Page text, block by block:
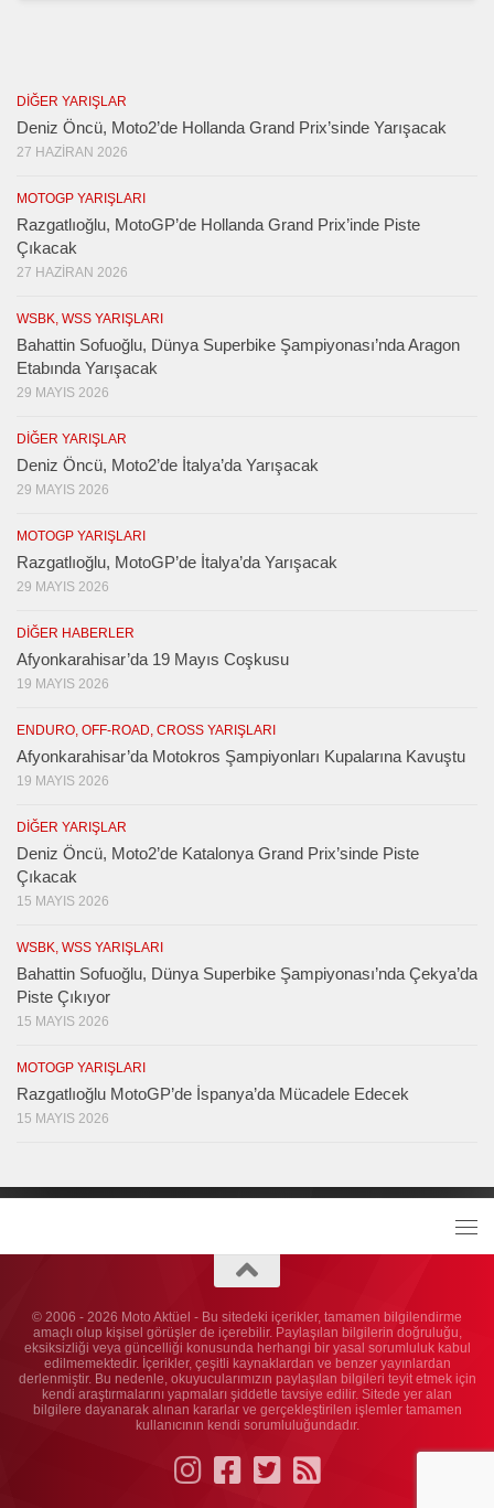
DIĞER YARIŞLAR
Deniz Öncü, Moto2’de Hollanda Grand Prix’sinde Yarışacak
27 HAZIRAN 2026
MOTOGP YARIŞLARI
Razgatlıoğlu, MotoGP’de Hollanda Grand Prix’inde Piste
Çıkacak
27 HAZIRAN 2026
WSBK, WSS YARIŞLARI
Bahattin Sofuoğlu, Dünya Superbike Şampiyonası’nda Aragon
Etabında Yarışacak
29 MAYIS 2026
DIĞER YARIŞLAR
Deniz Öncü, Moto2’de İtalya’da Yarışacak
29 MAYIS 2026
MOTOGP YARIŞLARI
Razgatlıoğlu, MotoGP’de İtalya’da Yarışacak
29 MAYIS 2026
DIĞER HABERLER
Afyonkarahisar’da 19 Mayıs Coşkusu
19 MAYIS 2026
ENDURO, OFF-ROAD, CROSS YARIŞLARI
Afyonkarahisar’da Motokros Şampiyonları Kupalarına Kavuştu
19 MAYIS 2026
DIĞER YARIŞLAR
Deniz Öncü, Moto2’de Katalonya Grand Prix’sinde Piste
Çıkacak
15 MAYIS 2026
WSBK, WSS YARIŞLARI
Bahattin Sofuoğlu, Dünya Superbike Şampiyonası’nda Çekya’da
Piste Çıkıyor
15 MAYIS 2026
MOTOGP YARIŞLARI
Razgatlıoğlu MotoGP’de İspanya’da Mücadele Edecek
15 MAYIS 2026
© 2006 - 2026 Moto Aktüel - Bu sitedeki içerikler, tamamen bilgilendirme
amaçlı olup kişisel görüşler de içerebilir. Paylaşılan bilgilerin doğruluğu,
eksiksizliği veya güncelliği konusunda herhangi bir yasal sorumluluk kabul
edilmemektedir. İçerikler, çeşitli kaynaklardan ve benzer yayınlardan
derlenmiştir. Bu nedenle, okuyucularımızın paylaşılan bilgileri teyit etmek için
kendi araştırmalarını yapmaları şiddetle tavsiye edilir. Sitede yer alan
bilgilere dayanarak alınan kararlar ve gerçekleştirilen işlemler tamamen
kullanıcının kendi sorumluluğundadır.